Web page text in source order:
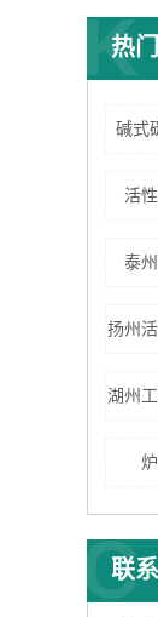
热
K
碱式
活
泰
扬州
湖州
联
C